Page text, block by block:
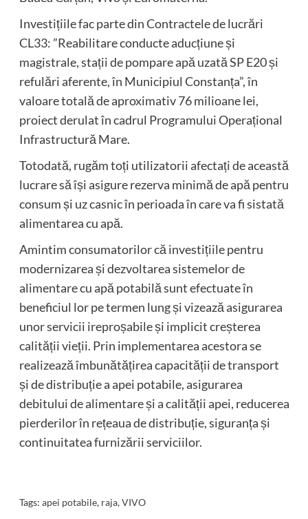
Investițiile fac parte din Contractele de lucrări
CL33: ”Reabilitare conducte aducțiune și
magistrale, stații de pompare apă uzată SP E20 și
refulări aferente, în Municipiul Constanța”, în
valoare totală de aproximativ 76 milioane lei,
proiect derulat în cadrul Programului Operațional
Infrastructură Mare.
Totodată, rugăm toți utilizatorii afectați de această
lucrare să își asigure rezerva minimă de apă pentru
consum și uz casnic în perioada în care va fi sistată
alimentarea cu apă.
Amintim consumatorilor că investițiile pentru
modernizarea și dezvoltarea sistemelor de
alimentare cu apă potabilă sunt efectuate în
beneficiul lor pe termen lung și vizează asigurarea
unor servicii ireproșabile și implicit creșterea
calității vieții. Prin implementarea acestora se
realizează îmbunătățirea capacității de transport
și de distribuție a apei potabile, asigurarea
debitului de alimentare și a calității apei, reducerea
pierderilor în rețeaua de distribuție, siguranța și
continuitatea furnizării serviciilor.
Tags: apei potabile, raja,VIVO